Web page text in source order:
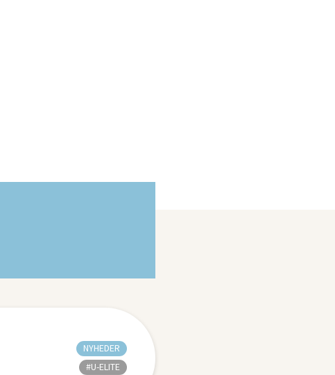
NYHEDER
#U-ELITE